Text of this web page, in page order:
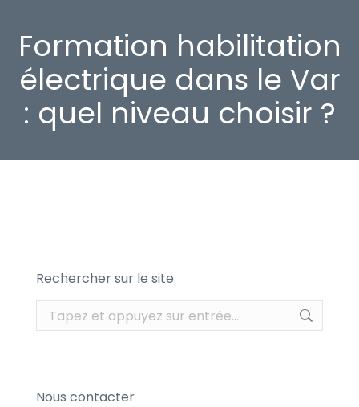
Formation habilitation
électrique dans le Var
: quel niveau choisir ?
Rechercher sur le site
Recherche
:
Nous contacter